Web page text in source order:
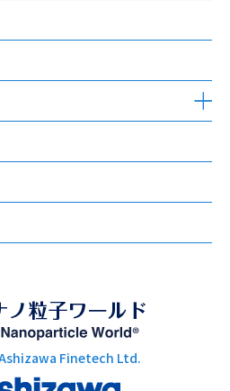
Finetech Ltd.